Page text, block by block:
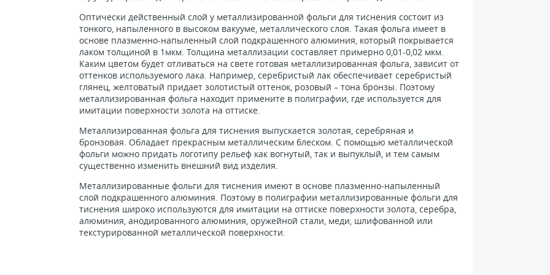
Оптически действенный слой у металлизированной фольги для тиснения состоит из
тонкого, напыленного в высоком вакууме, металлического слоя. Такая фольга имеет в
основе плазменно-напыленный слой подкрашенного алюминия, который покрывается
лаком толщиной в 1мкм. Толщина металлизации составляет примерно 0,01-0,02 мкм.
Каким цветом будет отливаться на свете готовая металлизированная фольга, зависит от
оттенков используемого лака. Например, серебристый лак обеспечивает серебристый
глянец, желтоватый придает золотистый оттенок, розовый – тона бронзы. Поэтому
металлизированная фольга находит примените в полиграфии, где используется для
имитации поверхности золота на оттиске.
Металлизированная фольга для тиснения выпускается золотая, серебряная и
бронзовая. Обладает прекрасным металлическим блеском. С помощью металлической
фольги можно придать логотипу рельеф как вогнутый, так и выпуклый, и тем самым
существенно изменить внешний вид изделия.
Металлизированные фольги для тиснения имеют в основе плазменно-напыленный
слой подкрашенного алюминия. Поэтому в полиграфии металлизированные фольги для
тиснения широко используются для имитации на оттиске поверхности золота, серебра,
алюминия, анодированного алюминия, оружейной стали, меди, шлифованной или
текстурированной металлической поверхности.